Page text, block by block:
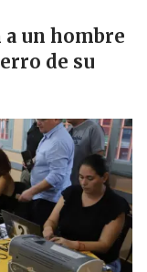
un hombre
de su